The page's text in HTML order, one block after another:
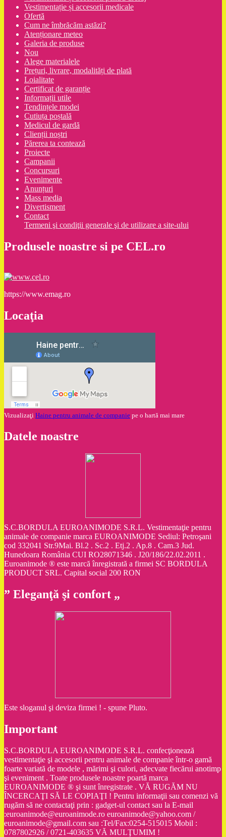
Vestimentație și accesorii medicale
Ofertă
Cum ne îmbrăcăm astăzi?
Atenționare meteo
Galeria de produse
Nou
Alege materialele
Prețuri, livrare, modalități de plată
Loialitate
Certificat de garanție
Informații utile
Tendințele modei
Cutiuța poștală
Medicul de gardă
Clienții noștri
Părerea ta contează
Proiecte
Campanii
Concursuri
Evenimente
Anunțuri
Mass media
Divertisment
Contact
Termeni şi condiţii generale şi de utilizare a site-ului
Produsele noastre si pe CEL.ro
https://www.emag.ro
Locaţia
Vizualizaţi Haine pentru animale de companie pe o hartă mai mare
Datele noastre
S.C.BORDULA EUROANIMODE S.R.L. Vestimentaţie pentru
animale de companie marca EUROANIMODE Sediul: Petroşani
cod 332041 Str.9Mai. Bl.2 . Sc.2 . Etj.2 . Ap.8 . Cam.3 Jud.
Hunedoara România CUI RO28071346 . J20/186/22.02.2011 .
Euroanimode ® este marcă înregistrată a firmei SC BORDULA
PRODUCT SRL. Capital social 200 RON
” Eleganţă şi confort „
Este sloganul şi deviza firmei ! - spune Pluto.
Important
S.C.BORDULA EUROANIMODE S.R.L. confecţionează
vestimentaţie şi accesorii pentru animale de companie într-o gamă
foarte variată de modele , mărimi şi culori, adecvate fiecărui anotimp
şi eveniment . Toate produsele noastre poartă marca
EUROANIMODE ® şi sunt înregistrate . VĂ RUGĂM NU
ÎNCERCAŢI SĂ LE COPIAŢI ! Pentru informaţii sau comenzi vă
rugăm să ne contactaţi prin : gadget-ul contact sau la E-mail
:euroanimode@euroanimode.ro euroanimode@yahoo.com /
euroanimode@gmail.com sau :Tel/Fax:0254-515015 Mobil :
0787802926 / 0721-403635 VĂ MULŢUMIM !